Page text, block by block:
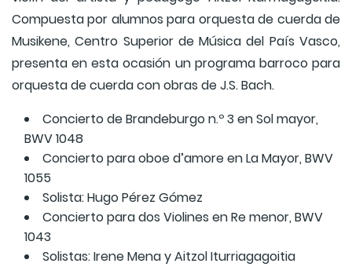
Compuesta por alumnos para orquesta de cuerda de
Musikene, Centro Superior de Música del País Vasco,
presenta en esta ocasión un programa barroco para
orquesta de cuerda con obras de J.S. Bach.
Concierto de Brandeburgo n.º 3 en Sol mayor,
BWV 1048
Concierto para oboe d’amore en La Mayor, BWV
1055
Solista: Hugo Pérez Gómez
Concierto para dos Violines en Re menor, BWV
1043
Solistas: Irene Mena y Aitzol Iturriagagoitia